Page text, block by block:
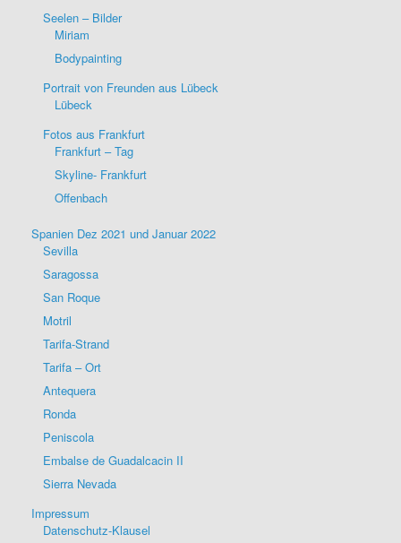
Seelen – Bilder
Miriam
Bodypainting
Portrait von Freunden aus Lübeck
Lübeck
Fotos aus Frankfurt
Frankfurt – Tag
Skyline- Frankfurt
Offenbach
Spanien Dez 2021 und Januar 2022
Sevilla
Saragossa
San Roque
Motril
Tarifa-Strand
Tarifa – Ort
Antequera
Ronda
Peniscola
Embalse de Guadalcacin II
Sierra Nevada
Impressum
Datenschutz-Klausel